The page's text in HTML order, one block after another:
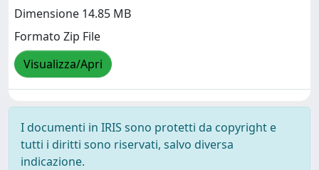
Dimensione 14.85 MB
Formato Zip File
Visualizza/Apri
I documenti in IRIS sono protetti da copyright e
tutti i diritti sono riservati, salvo diversa
indicazione.